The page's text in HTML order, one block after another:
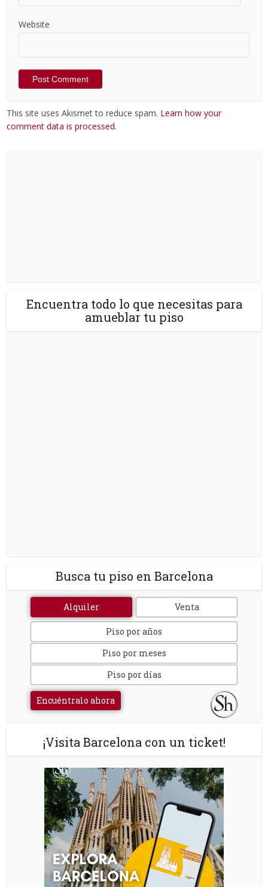
Website
This site uses Akismet to reduce spam. Learn how your
comment data is processed.
Encuentra todo lo que necesitas para
amueblar tu piso
Busca tu piso en Barcelona
Alquiler Venta
Piso por años
Piso por meses
Piso por días
Encuéntralo ahora
¡Visita Barcelona con un ticket!